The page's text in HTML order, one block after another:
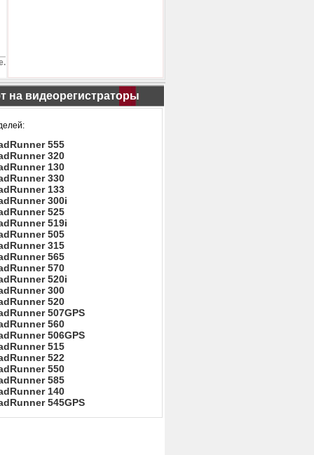
на видеорегистраторы
555
320
130
330
133
300i
525
519i
505
315
565
570
520i
300
520
507GPS
560
506GPS
515
522
550
585
140
545GPS